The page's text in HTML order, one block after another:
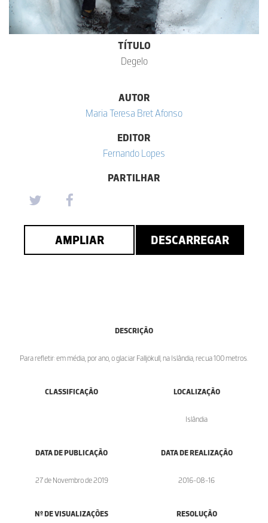
TÍTULO
Degelo
AUTOR
Maria Teresa Bret Afonso
EDITOR
Fernando Lopes
PARTILHAR
AMPLIAR DESCARREGAR
DESCRIÇÃO
Para refletir: em média, por ano, o glaciar Falljökull, na Islândia, recua 100 metros.
CLASSIFICAÇÃO LOCALIZAÇÃO
Islândia
DATA DE PUBLICAÇÃO
27 de Novembro de 2019
DATA DE REALIZAÇÃO
2016-08-16
Nº DE VISUALIZAÇÕES RESOLUÇÃO